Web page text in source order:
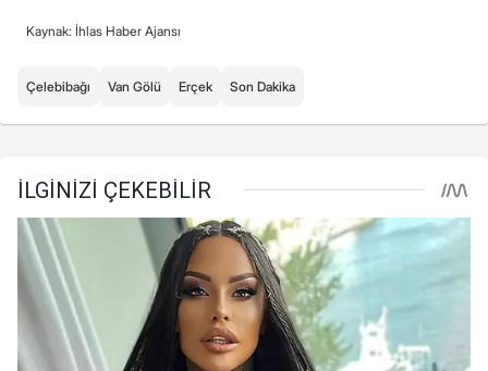
Kaynak: İhlas Haber Ajansı
Çelebibağı Van Gölü Erçek Son Dakika